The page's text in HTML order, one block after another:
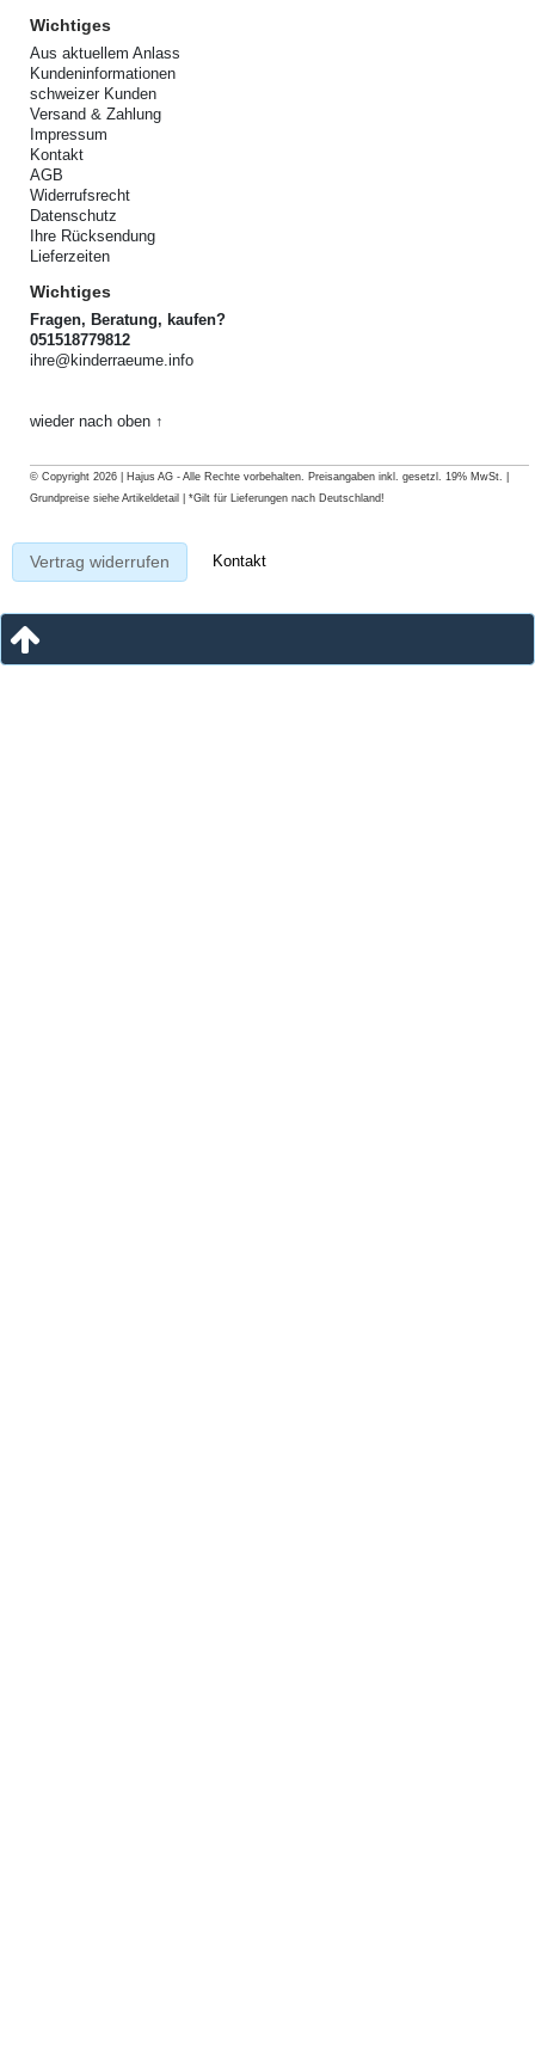
Wichtiges
Aus aktuellem Anlass
Kundeninformationen
schweizer Kunden
Versand & Zahlung
Impressum
Kontakt
AGB
Widerrufsrecht
Datenschutz
Ihre Rücksendung
Lieferzeiten
Wichtiges
Fragen, Beratung, kaufen?
051518779812
ihre@kinderraeume.info
wieder nach oben ↑
© Copyright 2026 | Hajus AG - Alle Rechte vorbehalten. Preisangaben inkl. gesetzl. 19% MwSt. |
Grundpreise siehe Artikeldetail | *Gilt für Lieferungen nach Deutschland!
Vertrag widerrufen Kontakt